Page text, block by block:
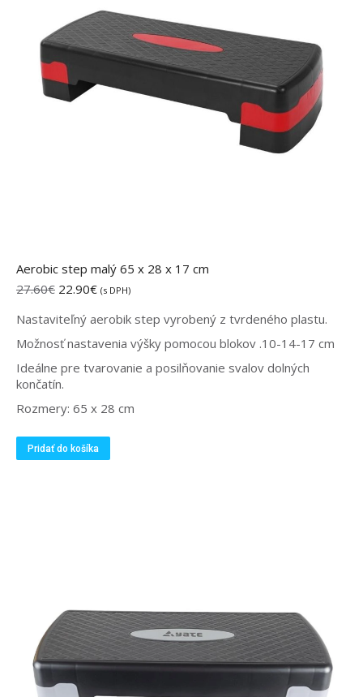
Aerobic step malý 65 x 28 x 17 cm
27.60€ Pôvodná
bola:
27.60€.
22.90€Aktuálna
je:
22.90€.
(s DPH)
Nastaviteľný aerobik step vyrobený z tvrdeného plastu.
Možnosť nastavenia výšky pomocou blokov .10-14-17 cm
Ideálne pre tvarovanie a posilňovanie svalov dolných
končatín.
Rozmery: 65 x 28 cm
Pridať do košíka